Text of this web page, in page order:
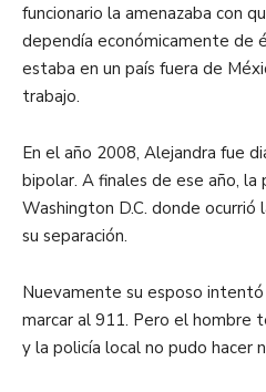
funcionario la amenazaba con
dependía económicamente de
estaba en un país fuera de
trabajo.
En el año 2008, Alejandra fue
bipolar. A finales de ese año, la
Washington D.C. donde
su separación.
Nuevamente su esposo
marcar al 911. Pero el hombre
y la policía local no pudo hacer